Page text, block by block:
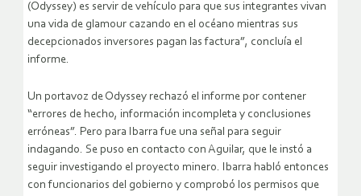
(Odyssey) es servir de vehículo para que sus integrantes vivan
una vida de glamour cazando en el océano mientras sus
decepcionados inversores pagan las factura”, concluía el
informe.
Un portavoz de Odyssey rechazó el informe por contener
“errores de hecho, información incompleta y conclusiones
erróneas”. Pero para Ibarra fue una señal para seguir
indagando. Se puso en contacto con Aguilar, que le instó a
seguir investigando el proyecto minero. Ibarra habló entonces
con funcionarios del gobierno y comprobó los permisos que